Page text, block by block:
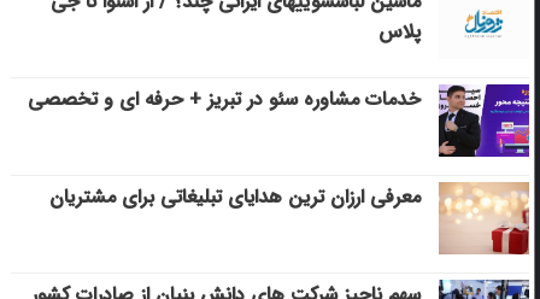
پلاس
خدمات مشاوره سئو در تبریز + حرفه ای و تخصصی
معرفی ارزان ترین هدایای تبلیغاتی برای مشتریان